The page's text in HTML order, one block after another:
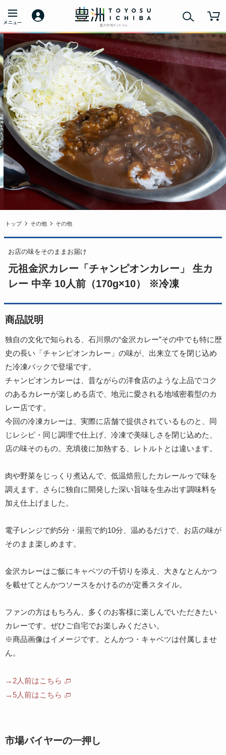
トップ その他 その他
お店の味をそのままお届け
元祖金沢カレー「チャンピオンカレー」 生カ
レー 中辛 10人前（170g×10） ※冷凍
商品説明
独自の文化で知られる、石川県の“金沢カレー”その中でも特に歴
史の長い「チャンピオンカレー」の味が、出来立てを閉じ込め
た冷凍パックで登場です。
チャンピオンカレーは、昔ながらの洋食店のような上品でコク
のあるカレーが楽しめる店で、地元に愛される地域密着型のカ
レー店です。
今回の冷凍カレーは、実際に店舗で提供されているものと、同
じレシピ・同じ調理で仕上げ、冷凍で美味しさを閉じ込めた、
店の味そのもの。充填後に加熱する、レトルトとは違います。
肉や野菜をじっくり煮込んで、低温焙煎したカレールゥで味を
調えます。さらに独自に開発した深い旨味を生み出す調味料を
加え仕上げました。
電子レンジで約5分・湯煎で約10分、温めるだけで、お店の味が
そのまま楽しめます。
金沢カレーはご飯にキャベツの千切りを添え、大きなとんかつ
を載せてとんかつソースをかけるのが定番スタイル。
ファンの方はもちろん、多くのお客様に楽しんでいただきたい
カレーです。ぜひご自宅でお楽しみください。
※商品画像はイメージです。とんかつ・キャベツは付属しませ
ん。
→2人前はこちら
→5人前はこちら
市場バイヤーの一押し